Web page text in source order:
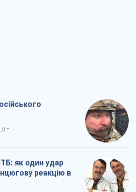
т.
як один удар
реакцію в